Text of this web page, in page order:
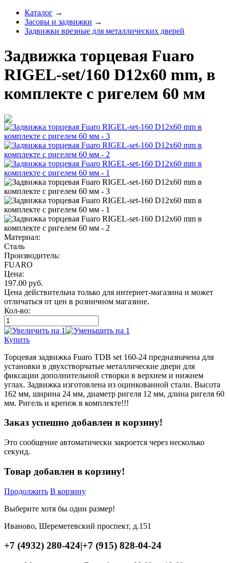
Каталог →
Засовы и задвижки →
Задвижки врезные для металлических дверей
Задвижка торцевая Fuaro
RIGEL-set/160 D12x60 mm, в
комплекте с ригелем 60 мм
Материал:
Сталь
Производитель:
FUARO
Цена:
197.00 руб.
Цена действительна только для интернет-магазина и может
отличаться от цен в розничном магазине.
Кол-во:
Купить
Торцевая задвижка Fuaro TDB set 160-24 предназначена для
установки в двухстворчатые металлические двери для
фиксации дополнительной створки в верхнем и нижнем
углах. Задвижка изготовлена из оцинкованной стали. Высота
162 мм, ширина 24 мм, диаметр ригеля 12 мм, длина ригеля 60
мм. Ригель и крепеж в комплекте!!!
Заказ успешно добавлен в корзину!
Это сообщение автоматически закроется через несколько
секунд.
Товар добавлен в корзину!
Продолжить В корзину
Выберите хотя бы один размер!
Иваново, Шереметевский проспект, д.151
+7 (4932) 280-424|+7 (915) 828-04-24